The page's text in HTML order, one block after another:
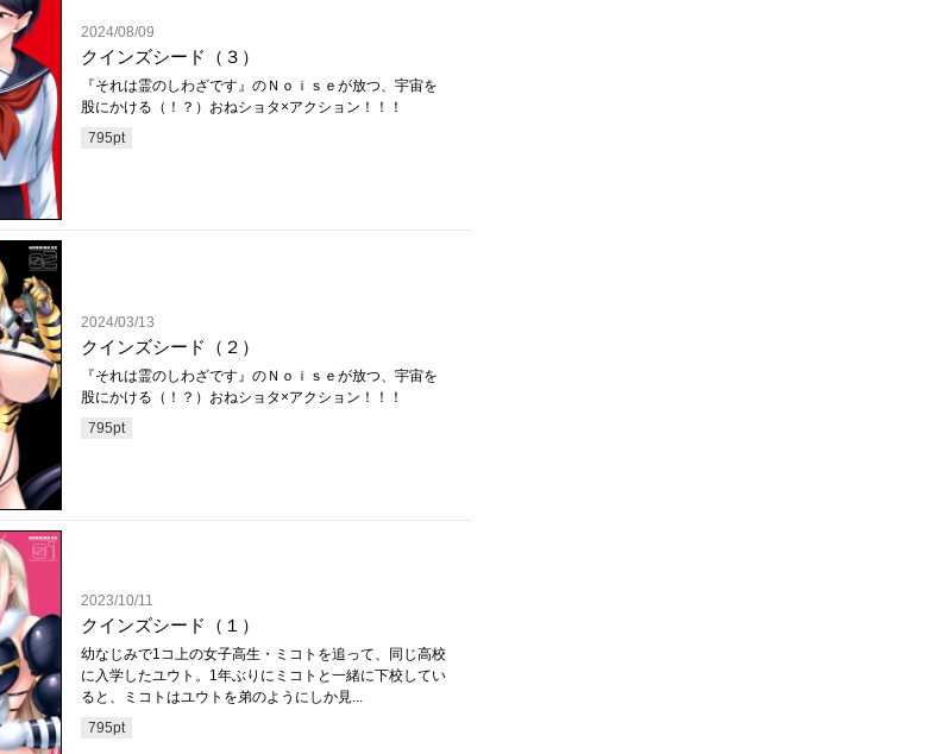
2024/08/09
クインズシード（３）
『それは霊のしわざです』のＮｏｉｓｅが放つ、宇宙を
股にかける（！？）おねショタ×アクション！！！
795pt
2024/03/13
クインズシード（２）
『それは霊のしわざです』のＮｏｉｓｅが放つ、宇宙を
股にかける（！？）おねショタ×アクション！！！
795pt
2023/10/11
クインズシード（１）
幼なじみで1コ上の女子高生・ミコトを追って、同じ高校
に入学したユウト。1年ぶりにミコトと一緒に下校してい
ると、ミコトはユウトを弟のようにしか見...
795pt